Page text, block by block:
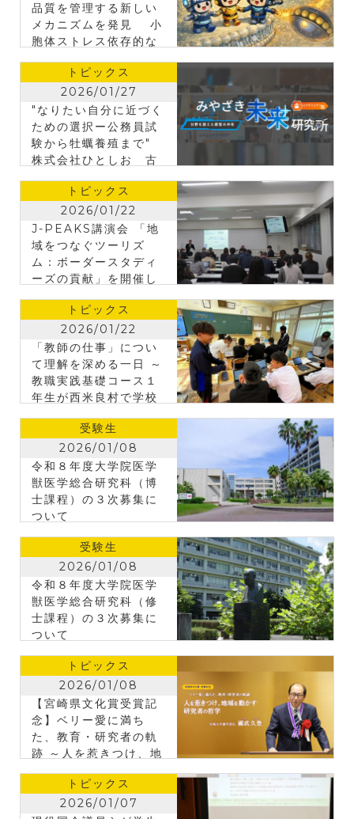
品質を管理する新しい
メカニズムを発⾒ ⼩
胞体ストレス依存的な
トピックス
2026/01/27
"なりたい自分に近づく
ための選択ー公務員試
験から牡蠣養殖まで"
株式会社ひとしお 古
トピックス
2026/01/22
J-PEAKS講演会 「地
域をつなぐツーリズ
ム：ボーダースタディ
ーズの貢献」を開催し
トピックス
2026/01/22
「教師の仕事」につい
て理解を深める一日 ～
教職実践基礎コース１
年生が西米良村で学校
受験生
2026/01/08
令和８年度大学院医学
獣医学総合研究科（博
士課程）の３次募集に
ついて
受験生
2026/01/08
令和８年度大学院医学
獣医学総合研究科（修
士課程）の３次募集に
ついて
トピックス
2026/01/08
【宮崎県文化賞受賞記
念】ベリー愛に満ち
た、教育・研究者の軌
跡 ～人を惹きつけ、地
学～ 國武 久登（くに
たけ ひさと）さん
トピックス
2026/01/07